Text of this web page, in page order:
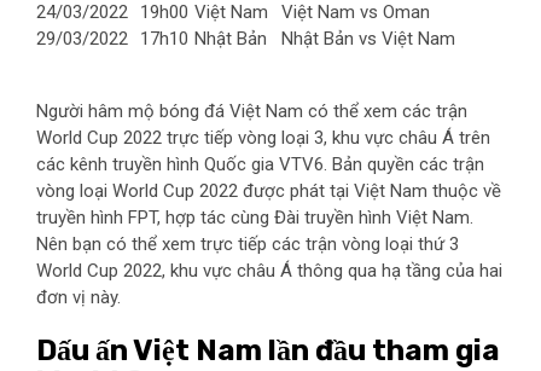
24/03/2022
19h00 Việt Nam
Việt Nam vs Oman
29/03/2022
17h10 Nhật Bản Nhật Bản vs Việt Nam
Người hâm mộ bóng đá Việt Nam có thể xem các trận
World Cup 2022 trực tiếp vòng loại 3, khu vực châu Á trên
các kênh truyền hình Quốc gia VTV6. Bản quyền các trận
vòng loại World Cup 2022 được phát tại Việt Nam thuộc về
truyền hình FPT, hợp tác cùng Đài truyền hình Việt Nam.
Nên bạn có thể xem trực tiếp các trận vòng loại thứ 3
World Cup 2022, khu vực châu Á thông qua hạ tầng của hai
đơn vị này.
Dấu ấn Việt Nam lần đầu tham gia